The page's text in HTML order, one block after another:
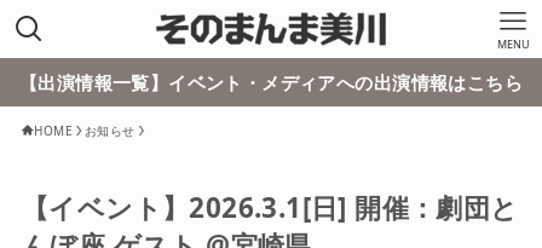
MENU
【出演情報一覧】イベント・メディアへの出演情報はこちら
HOME お知らせ
【イベント】2026.3.1[日] 開催：劇団と